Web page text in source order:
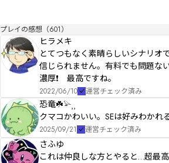
プレイの感想（601）
ヒラメキ
とてつもなく素晴らしいシナリオ
信じられません。有料でも問題な
濃厚❗ 最高ですね。
2022/06/10 運営チェック済み
恐竜☘️𓅫⸒⸒
クマコかわいい。SEは好みわかれ
2025/09/21 運営チェック済み
さふゆ
これは仲良しな方とやると…超最